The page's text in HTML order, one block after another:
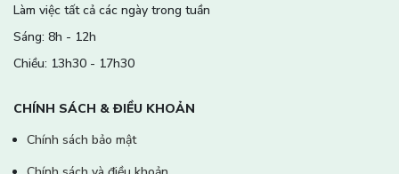
Làm việc tất cả các ngày trong tuần
Sáng: 8h - 12h
Chiều: 13h30 - 17h30
CHÍNH SÁCH & ĐIỀU KHOẢN
Chính sách bảo mật